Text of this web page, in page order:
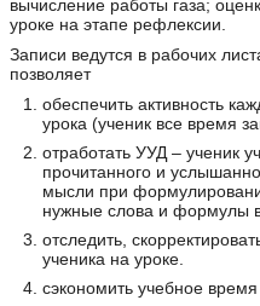
вычисление работы газа;
уроке на этапе рефлексии.
Записи ведутся в рабочих
позволяет
обеспечить активность
урока (ученик все время
отработать УУД – ученик
прочитанного и
мысли при
нужные слова и формулы
отследить,
ученика на уроке.
сэкономить учебное время